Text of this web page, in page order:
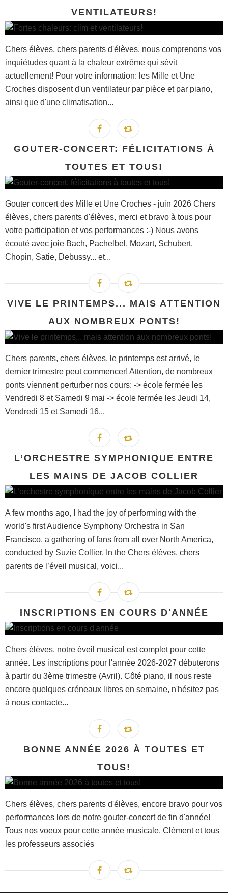
VENTILATEURS!
Chers élèves, chers parents d'élèves, nous comprenons vos
inquiétudes quant à la chaleur extrême qui sévit
actuellement! Pour votre information: les Mille et Une
Croches disposent d'un ventilateur par pièce et par piano,
ainsi que d'une climatisation...
GOUTER-CONCERT: FÉLICITATIONS À
TOUTES ET TOUS!
Gouter concert des Mille et Une Croches - juin 2026 Chers
élèves, chers parents d'élèves, merci et bravo à tous pour
votre participation et vos performances :-) Nous avons
écouté avec joie Bach, Pachelbel, Mozart, Schubert,
Chopin, Satie, Debussy... et...
VIVE LE PRINTEMPS... MAIS ATTENTION
AUX NOMBREUX PONTS!
Chers parents, chers élèves, le printemps est arrivé, le
dernier trimestre peut commencer! Attention, de nombreux
ponts viennent perturber nos cours: -> école fermée les
Vendredi 8 et Samedi 9 mai -> école fermée les Jeudi 14,
Vendredi 15 et Samedi 16...
L’ORCHESTRE SYMPHONIQUE ENTRE
LES MAINS DE JACOB COLLIER
A few months ago, I had the joy of performing with the
world's first Audience Symphony Orchestra in San
Francisco, a gathering of fans from all over North America,
conducted by Suzie Collier. In the Chers élèves, chers
parents de l’éveil musical, voici...
INSCRIPTIONS EN COURS D'ANNÉE
Chers élèves, notre éveil musical est complet pour cette
année. Les inscriptions pour l'année 2026-2027 débuterons
à partir du 3ème trimestre (Avril). Côté piano, il nous reste
encore quelques créneaux libres en semaine, n'hésitez pas
à nous contacte...
BONNE ANNÉE 2026 À TOUTES ET
TOUS!
Chers élèves, chers parents d'élèves, encore bravo pour vos
performances lors de notre gouter-concert de fin d'année!
Tous nos voeux pour cette année musicale, Clément et tous
les professeurs associés